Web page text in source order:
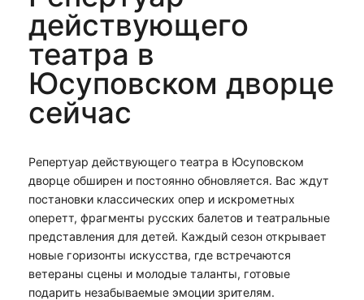
действующего
театра в
Юсуповском дворце
сейчас
Репертуар действующего театра в Юсуповском
дворце обширен и постоянно обновляется. Вас ждут
постановки классических опер и искрометных
оперетт, фрагменты русских балетов и театральные
представления для детей. Каждый сезон открывает
новые горизонты искусства, где встречаются
ветераны сцены и молодые таланты, готовые
подарить незабываемые эмоции зрителям.